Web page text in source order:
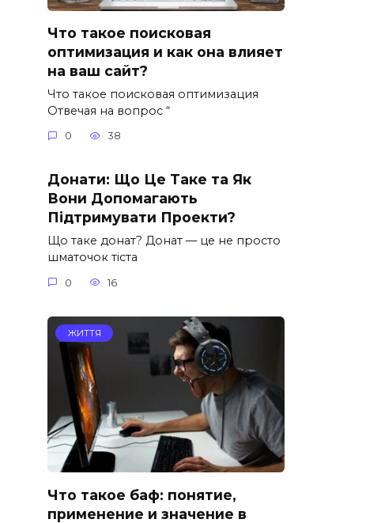
Что такое поисковая
оптимизация и как она влияет
на ваш сайт?
Что такое поисковая оптимизация
Отвечая на вопрос “
0 38
Донати: Що Це Таке та Як
Вони Допомагають
Підтримувати Проекти?
Що таке донат? Донат — це не просто
шматочок тіста
0 16
ЖИТТЯ
Что такое баф: понятие,
применение и значение в